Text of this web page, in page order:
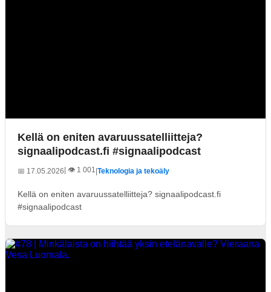
Kellä on eniten avaruussatelliitteja?
signaalipodcast.fi #signaalipodcast
📅 17.05.2026 | 👁️ 1 001|Teknologia ja tekoäly
Kellä on eniten avaruussatelliitteja? signaalipodcast.fi
#signaalipodcast